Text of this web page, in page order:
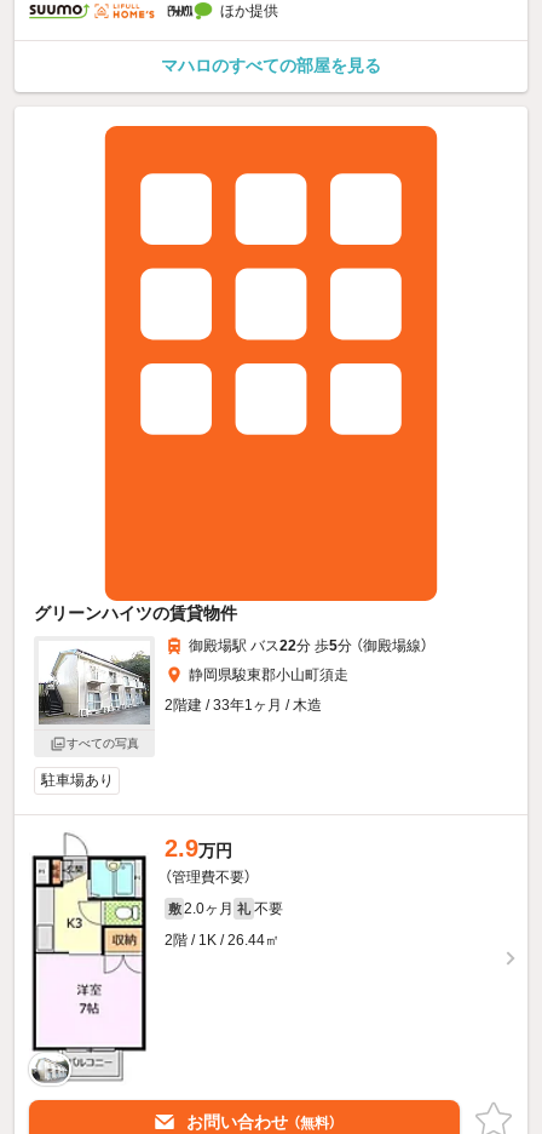
ほか提供
マハロのすべての部屋を見る
グリーンハイツの賃貸物件
すべての写真
御殿場駅 バス22分 歩5分 （御殿場線）
静岡県駿東郡小山町須走
2階建 / 33年1ヶ月 / 木造
駐車場あり
2.9万円
（管理費不要）
敷 2.0ヶ月 礼 不要
2階 / 1K / 26.44㎡
お問い合わせ （無料）